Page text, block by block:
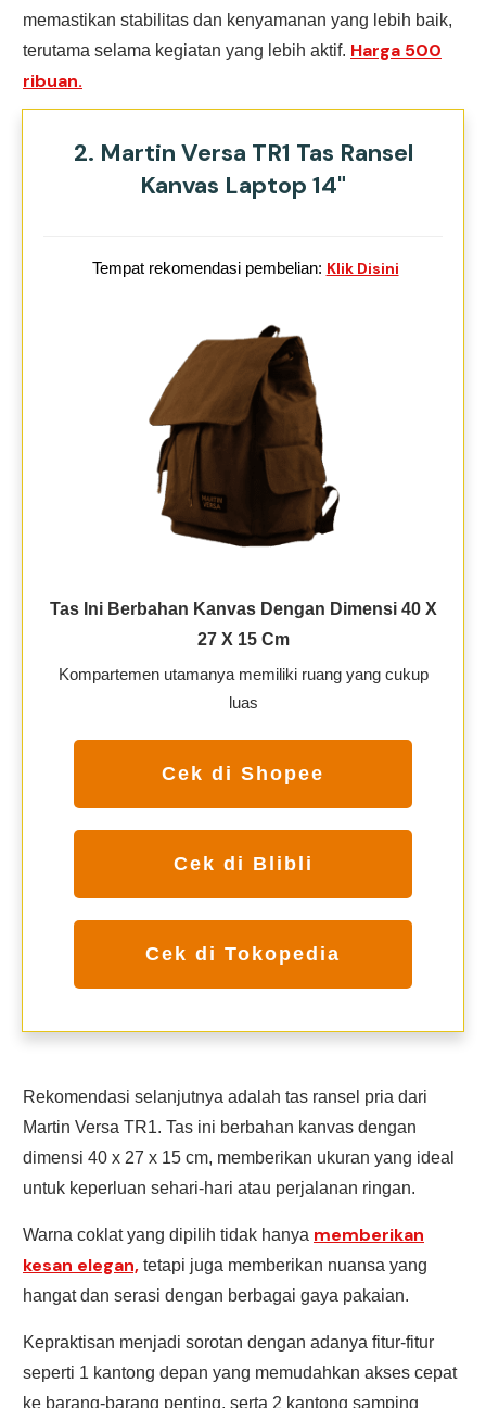
memastikan stabilitas dan kenyamanan yang lebih baik,
terutama selama kegiatan yang lebih aktif. Harga 500
ribuan.
2. Martin Versa TR1 Tas Ransel
Kanvas Laptop 14"
Tempat rekomendasi pembelian: Klik Disini
Tas Ini Berbahan Kanvas Dengan Dimensi 40 X
27 X 15 Cm
Kompartemen utamanya memiliki ruang yang cukup
luas
Cek di Shopee
Cek di Blibli
Cek di Tokopedia
Rekomendasi selanjutnya adalah tas ransel pria dari
Martin Versa TR1. Tas ini berbahan kanvas dengan
dimensi 40 x 27 x 15 cm, memberikan ukuran yang ideal
untuk keperluan sehari-hari atau perjalanan ringan.
Warna coklat yang dipilih tidak hanya memberikan
kesan elegan, tetapi juga memberikan nuansa yang
hangat dan serasi dengan berbagai gaya pakaian.
Kepraktisan menjadi sorotan dengan adanya fitur-fitur
seperti 1 kantong depan yang memudahkan akses cepat
ke barang-barang penting, serta 2 kantong samping